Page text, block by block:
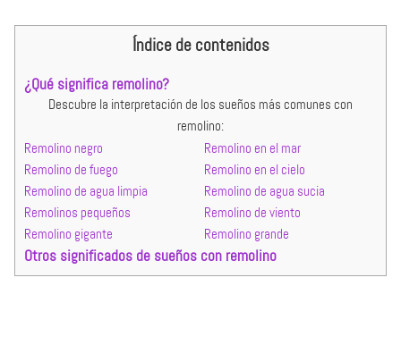
Índice de contenidos
¿Qué significa remolino?
Descubre la interpretación de los sueños más comunes con
remolino:
Remolino negro
Remolino en el mar
Remolino de fuego
Remolino en el cielo
Remolino de agua limpia
Remolino de agua sucia
Remolinos pequeños
Remolino de viento
Remolino gigante
Remolino grande
Otros significados de sueños con remolino